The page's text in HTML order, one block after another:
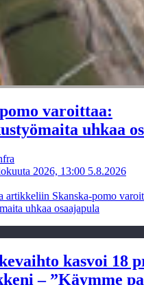
varoittaa:
uhkaa
2026, 13:00 5.8.2026
artikkeliin Skanska-pomo
uhkaa osaajapula
kasvoi 18
– ”Käymme